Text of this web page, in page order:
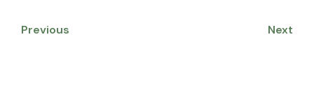
Previous Next